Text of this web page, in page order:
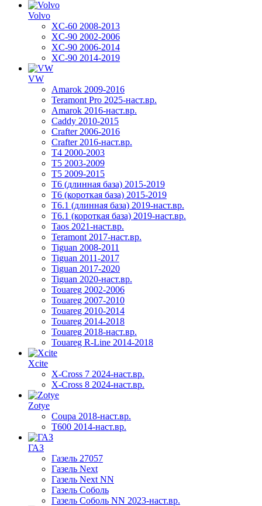
Volvo
XC-60 2008-2013
XC-90 2002-2006
XC-90 2006-2014
XC-90 2014-2019
VW
Amarok 2009-2016
Teramont Pro 2025-наст.вр.
Amarok 2016-наст.вр.
Caddy 2010-2015
Crafter 2006-2016
Crafter 2016-наст.вр.
T4 2000-2003
T5 2003-2009
T5 2009-2015
T6 (длинная база) 2015-2019
Т6 (короткая база) 2015-2019
T6.1 (длинная база) 2019-наст.вр.
T6.1 (короткая база) 2019-наст.вр.
Taos 2021-наст.вр.
Teramont 2017-наст.вр.
Tiguan 2008-2011
Tiguan 2011-2017
Tiguan 2017-2020
Tiguan 2020-наст.вр.
Touareg 2002-2006
Touareg 2007-2010
Touareg 2010-2014
Touareg 2014-2018
Touareg 2018-наст.вр.
Touareg R-Line 2014-2018
Xcite
X-Cross 7 2024-наст.вр.
X-Cross 8 2024-наст.вр.
Zotye
Coupa 2018-наст.вр.
T600 2014-наст.вр.
ГАЗ
Газель 27057
Газель Next
Газель Next NN
Газель Соболь
Газель Соболь NN 2023-наст.вр.